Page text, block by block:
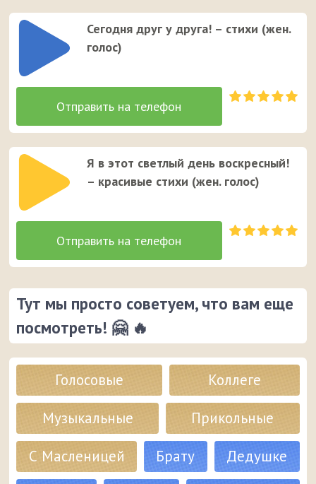
Сегодня друг у друга! – стихи (жен.
голос)
Я в этот светлый день воскресный!
– красивые стихи (жен. голос)
Тут мы просто советуем, что вам еще
посмотреть! 🤗 🔥
Голосовые
Коллеге
Музыкальные
Прикольные
С Масленицей
Брату
Дедушке